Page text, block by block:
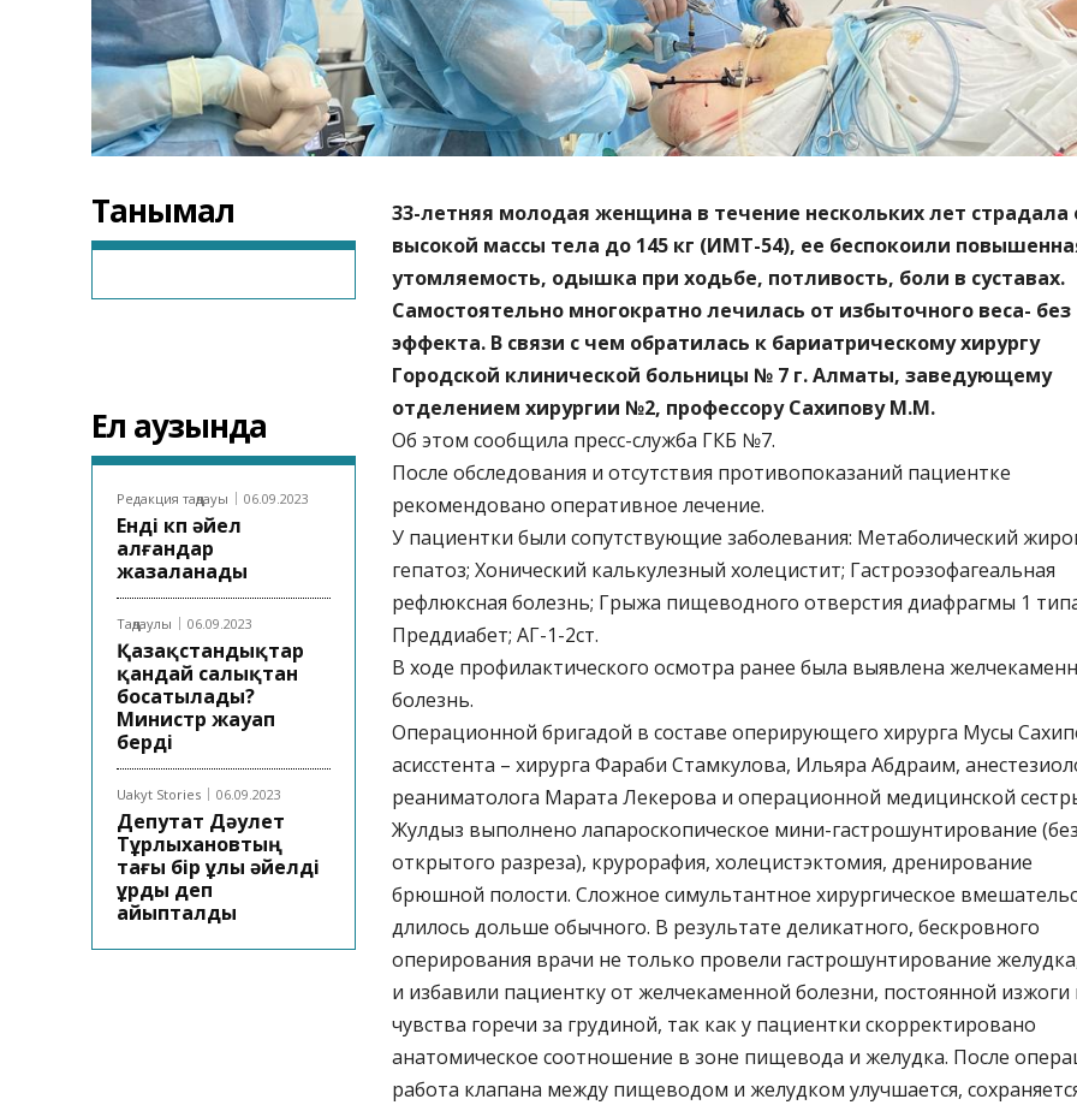
Танымал
Ел аузында
Редакция таңдауы 06.09.2023
Енді көп әйел
алғандар
жазаланады
Таңдаулы 06.09.2023
Қазақстандықтар
қандай салықтан
босатылады?
Министр жауап
берді
Uakyt Stories 06.09.2023
Депутат Дәулет
Тұрлыхановтың
тағы бір ұлы әйелді
ұрды деп
айыпталды
33-летняя молодая женщина в течение нескольких лет страдала
высокой массы тела до 145 кг (ИМТ-54), ее беспокоили
утомляемость, одышка при ходьбе, потливость, боли в суставах.
Самостоятельно многократно лечилась от избыточного веса- без
эффекта. В связи с чем обратилась к бариатрическому хирургу
Городской клинической больницы № 7 г. Алматы, заведующему
отделением хирургии №2, профессору Сахипову М.М.
Об этом сообщила пресс-служба ГКБ №7.
После обследования и отсутствия противопоказаний пациентке
рекомендовано оперативное лечение.
У пациентки были сопутствующие заболевания: Метаболический
гепатоз; Хонический калькулезный холецистит; Гастроэзофагеальная
рефлюксная болезнь; Грыжа пищеводного отверстия диафрагмы 1
Преддиабет; АГ-1-2ст.
В ходе профилактического осмотра ранее была выявлена
болезнь.
Операционной бригадой в составе оперирующего хирурга Мусы
асисстента – хирурга Фараби Стамкулова, Ильяра Абдраим,
реаниматолога Марата Лекерова и операционной медицинской
Жулдыз выполнено лапароскопическое мини-гастрошунтирование (без
открытого разреза), крурорафия, холецистэктомия, дренирование
брюшной полости. Сложное симультантное хирургическое
длилось дольше обычного. В результате деликатного, бескровного
оперирования врачи не только провели гастрошунтирование
и избавили пациентку от желчекаменной болезни, постоянной изжоги
чувства горечи за грудиной, так как у пациентки скорректировано
анатомическое соотношение в зоне пищевода и желудка. После
работа клапана между пищеводом и желудком улучшается,